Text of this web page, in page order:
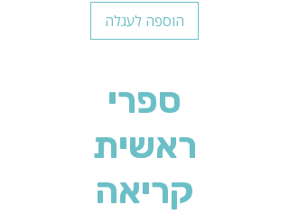
הוספה לעגלה
ספרי
ראשית
קריאה